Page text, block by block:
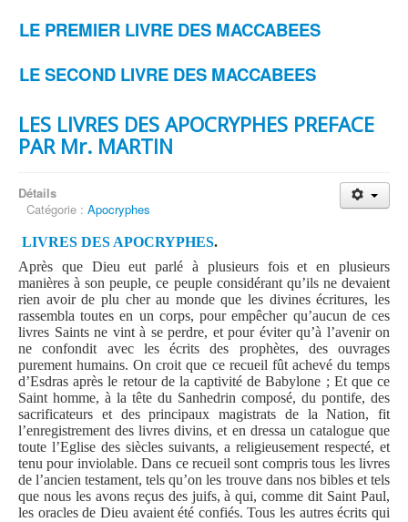
LE PREMIER LIVRE DES MACCABEES
LE SECOND LIVRE DES MACCABEES
LES LIVRES DES APOCRYPHES PREFACE
PAR Mr. MARTIN
Détails
Catégorie : Apocryphes
LIVRES DES APOCRYPHES.
Après que Dieu eut parlé à plusieurs fois et en plusieurs
manières à son peuple, ce peuple considérant qu’ils ne devaient
rien avoir de plu cher au monde que les divines écritures, les
rassembla toutes en un corps, pour empêcher qu’aucun de ces
livres Saints ne vint à se perdre, et pour éviter qu’à l’avenir on
ne confondit avec les écrits des prophètes, des ouvrages
purement humains. On croit que ce recueil fût achevé du temps
d’Esdras après le retour de la captivité de Babylone ; Et que ce
Saint homme, à la tête du Sanhedrin composé, du pontife, des
sacrificateurs et des principaux magistrats de la Nation, fit
l’enregistrement des livres divins, et en dressa un catalogue que
toute l’Eglise des siècles suivants, a religieusement respecté, et
tenu pour inviolable. Dans ce recueil sont compris tous les livres
de l’ancien testament, tels qu’on les trouve dans nos bibles et tels
que nous les avons reçus des juifs, à qui, comme dit Saint Paul,
les oracles de Dieu avaient été confiés. Tous les autres écrits qui